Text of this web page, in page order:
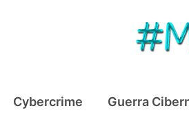
Cybercrime Guerra